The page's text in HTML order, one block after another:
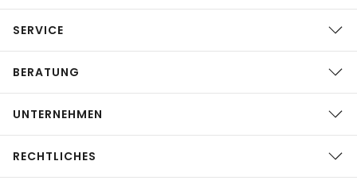
SERVICE
BERATUNG
UNTERNEHMEN
RECHTLICHES